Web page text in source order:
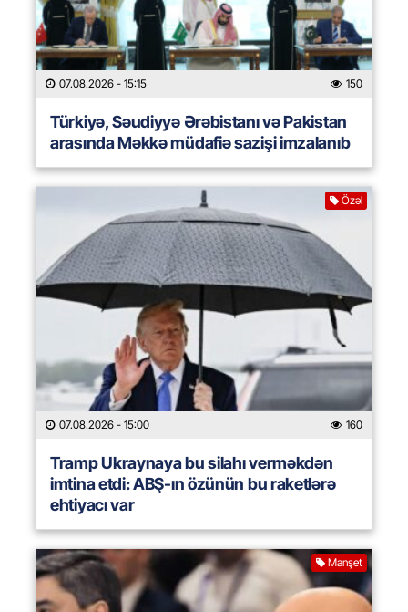
07.08.2026 - 15:15 150
Türkiyə, Səudiyyə Ərəbistanı və Pakistan
arasında Məkkə müdafiə sazişi imzalanıb
Özəl
07.08.2026 - 15:00 160
Tramp Ukraynaya bu silahı verməkdən
imtina etdi: ABŞ-ın özünün bu raketlərə
ehtiyacı var
Manşet